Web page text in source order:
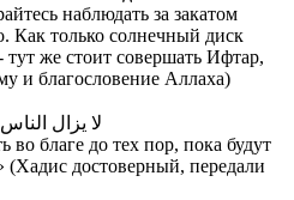
наблюдать за закатом
Как только солнечный диск
тут же стоит совершать Ифтар,
и благословение Аллаха)
لا يزال
во благе до тех пор, пока будут
(Хадис достоверный, передали